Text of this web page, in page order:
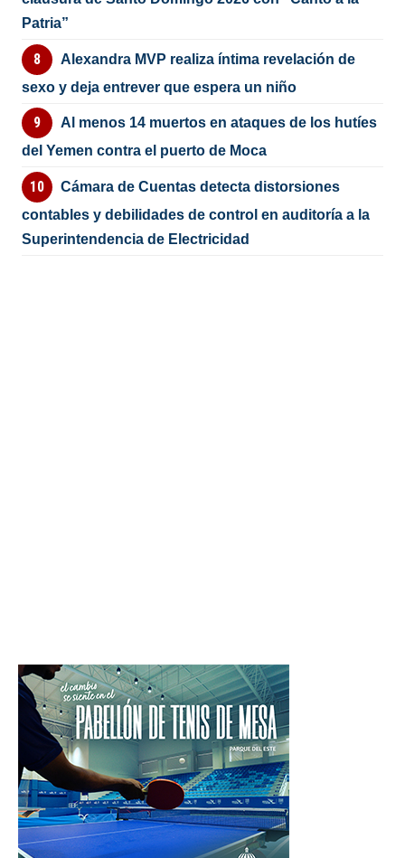
Patria”
Alexandra MVP realiza íntima revelación de
sexo y deja entrever que espera un niño
Al menos 14 muertos en ataques de los hutíes
del Yemen contra el puerto de Moca
Cámara de Cuentas detecta distorsiones
contables y debilidades de control en auditoría a la
Superintendencia de Electricidad